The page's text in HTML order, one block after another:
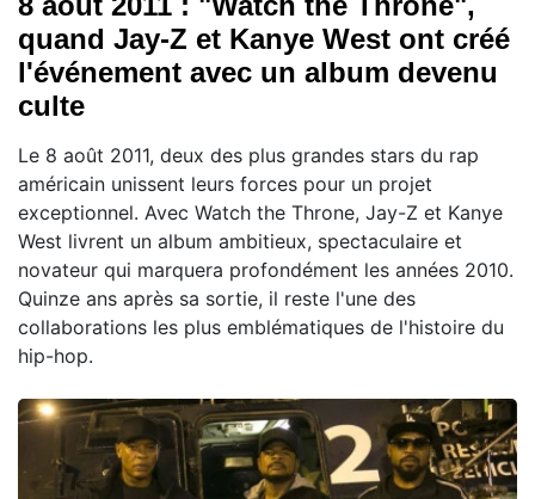
quand Jay-Z et Kanye West ont créé
l'événement avec un album devenu
culte
Le 8 août 2011, deux des plus grandes stars du rap
américain unissent leurs forces pour un projet
exceptionnel. Avec Watch the Throne, Jay-Z et Kanye
West livrent un album ambitieux, spectaculaire et
novateur qui marquera profondément les années 2010.
Quinze ans après sa sortie, il reste l'une des
collaborations les plus emblématiques de l'histoire du
hip-hop.